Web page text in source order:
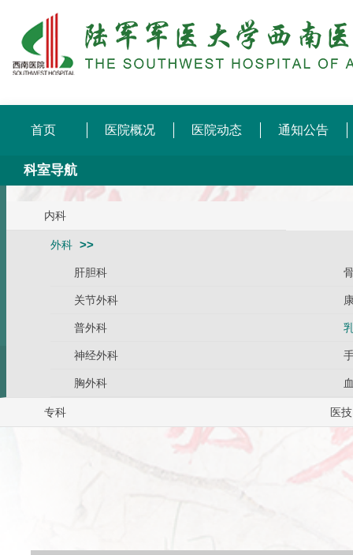
首页 医院概况 医院动态 通知公告
科室导航
内科
外科
肝胆科
关节外科
普外科
神经外科
胸外科
专科 医技